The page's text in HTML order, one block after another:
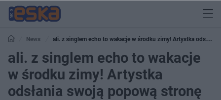
News
ali. z singlem echo to wakacje w środku zimy! Artystka odsłania
swoją popową stronę
ali. z singlem echo to wakacje
w środku zimy! Artystka
odsłania swoją popową stronę